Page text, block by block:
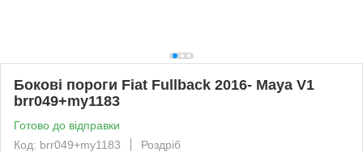
Бокові пороги Fiat Fullback 2016- Maya V1
brr049+my1183
Готово до відправки
Код: brr049+my1183
Роздріб